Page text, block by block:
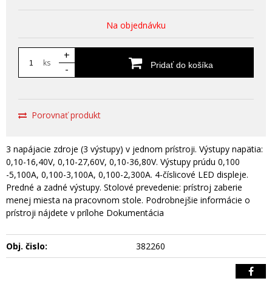
Na objednávku
ks
+
-
Pridať do košíka
Porovnať produkt
3 napájacie zdroje (3 výstupy) v jednom prístroji. Výstupy napätia:
0,10-16,40V, 0,10-27,60V, 0,10-36,80V. Výstupy prúdu 0,100
-5,100A, 0,100-3,100A, 0,100-2,300A. 4-číslicové LED displeje.
Predné a zadné výstupy. Stolové prevedenie: prístroj zaberie
menej miesta na pracovnom stole. Podrobnejšie informácie o
prístroji nájdete v prílohe Dokumentácia
Obj. čislo: 382260